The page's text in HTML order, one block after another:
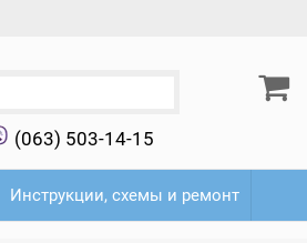
(063) 503-14-15
Инструкции, схемы и ремонт